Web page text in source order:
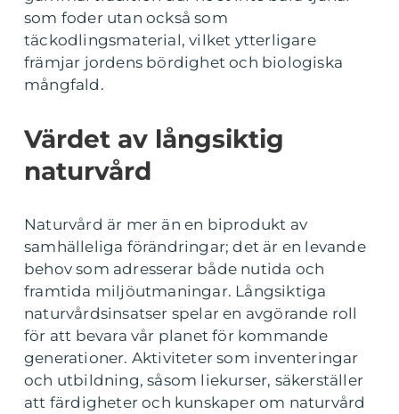
som foder utan också som
täckodlingsmaterial, vilket ytterligare
främjar jordens bördighet och biologiska
mångfald.
Värdet av långsiktig
naturvård
Naturvård är mer än en biprodukt av
samhälleliga förändringar; det är en levande
behov som adresserar både nutida och
framtida miljöutmaningar. Långsiktiga
naturvårdsinsatser spelar en avgörande roll
för att bevara vår planet för kommande
generationer. Aktiviteter som inventeringar
och utbildning, såsom liekurser, säkerställer
att färdigheter och kunskaper om naturvård